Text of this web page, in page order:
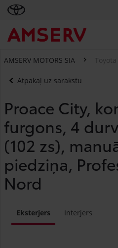
AMSERV MOTORS SIA
Atpakaļ uz sarakstu
Proace City,
furgons, 4
(102 zs),
piedziņa,
Nord
Eksterjers Interjers